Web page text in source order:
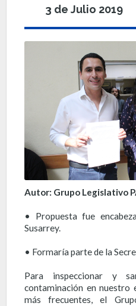
3 de Julio 2019
Autor: Grupo Legislativo
• Propuesta fue
Susarrey.
• Formaría parte de la
Para inspeccionar y
contaminación en nuestro
más frecuentes, el